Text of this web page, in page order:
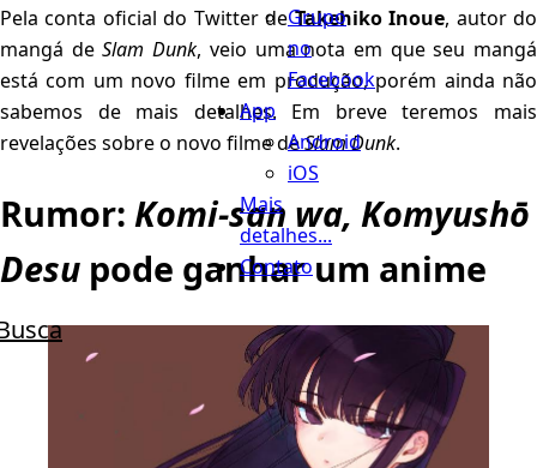
Grupo
no
Facebook
App
Android
iOS
Mais
detalhes...
Contato
Pela conta oficial do Twitter deTakehiko Inoue, autor do
mangá deSlam Dunk, veio uma nota em que seu mangá
está com um novo filme em produção, porém ainda não
sabemos de mais detalhes. Em breve teremos mais
revelações sobre o novo filme deSlam Dunk.
Rumor: Komi-san wa, Komyushō
Desu pode ganhar um anime